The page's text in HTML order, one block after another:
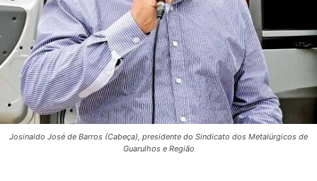
Josinaldo José de Barros (Cabeça), presidente do Sindicato dos Metalúrgicos de
Guarulhos e Região